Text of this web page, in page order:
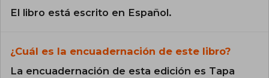
El libro está escrito en Español.
¿Cuál es la encuadernación de este libro?
La encuadernación de esta edición es Tapa